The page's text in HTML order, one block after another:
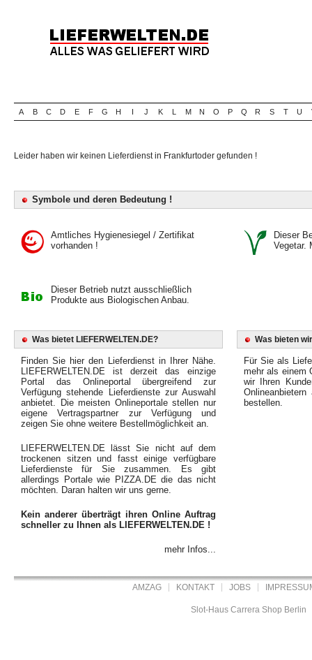
A B C D E F G H I J K L M N O P Q R S T U
Leider haben wir keinen Lieferdienst in Frankfurtoder gefunden !
Symbole und deren Bedeutung !
Amtliches Hygienesiegel / Zertifikat
vorhanden !
Dieser
Vegetar.
Dieser Betrieb nutzt ausschließlich
Produkte aus Biologischen Anbau.
Was bietet LIEFERWELTEN.DE?
Finden Sie hier den Lieferdienst in Ihrer Nähe.
LIEFERWELTEN.DE ist derzeit das einzige
Portal das Onlineportal übergreifend zur
Verfügung stehende Lieferdienste zur Auswahl
anbietet. Die meisten Onlineportale stellen nur
eigene Vertragspartner zur Verfügung und
zeigen Sie ohne weitere Bestellmöglichkeit an.
LIEFERWELTEN.DE lässt Sie nicht auf dem
trockenen sitzen und fasst einige verfügbare
Lieferdienste für Sie zusammen. Es gibt
allerdings Portale wie PIZZA.DE die das nicht
möchten. Daran halten wir uns gerne.
Kein anderer überträgt ihren Online Auftrag
schneller zu Ihnen als LIEFERWELTEN.DE !
mehr Infos...
Was bieten
Für Sie als
mehr als einem
wir Ihren
bestellen.
AMZAG KONTAKT JOBS
Slot-Haus Carrera Shop Berlin